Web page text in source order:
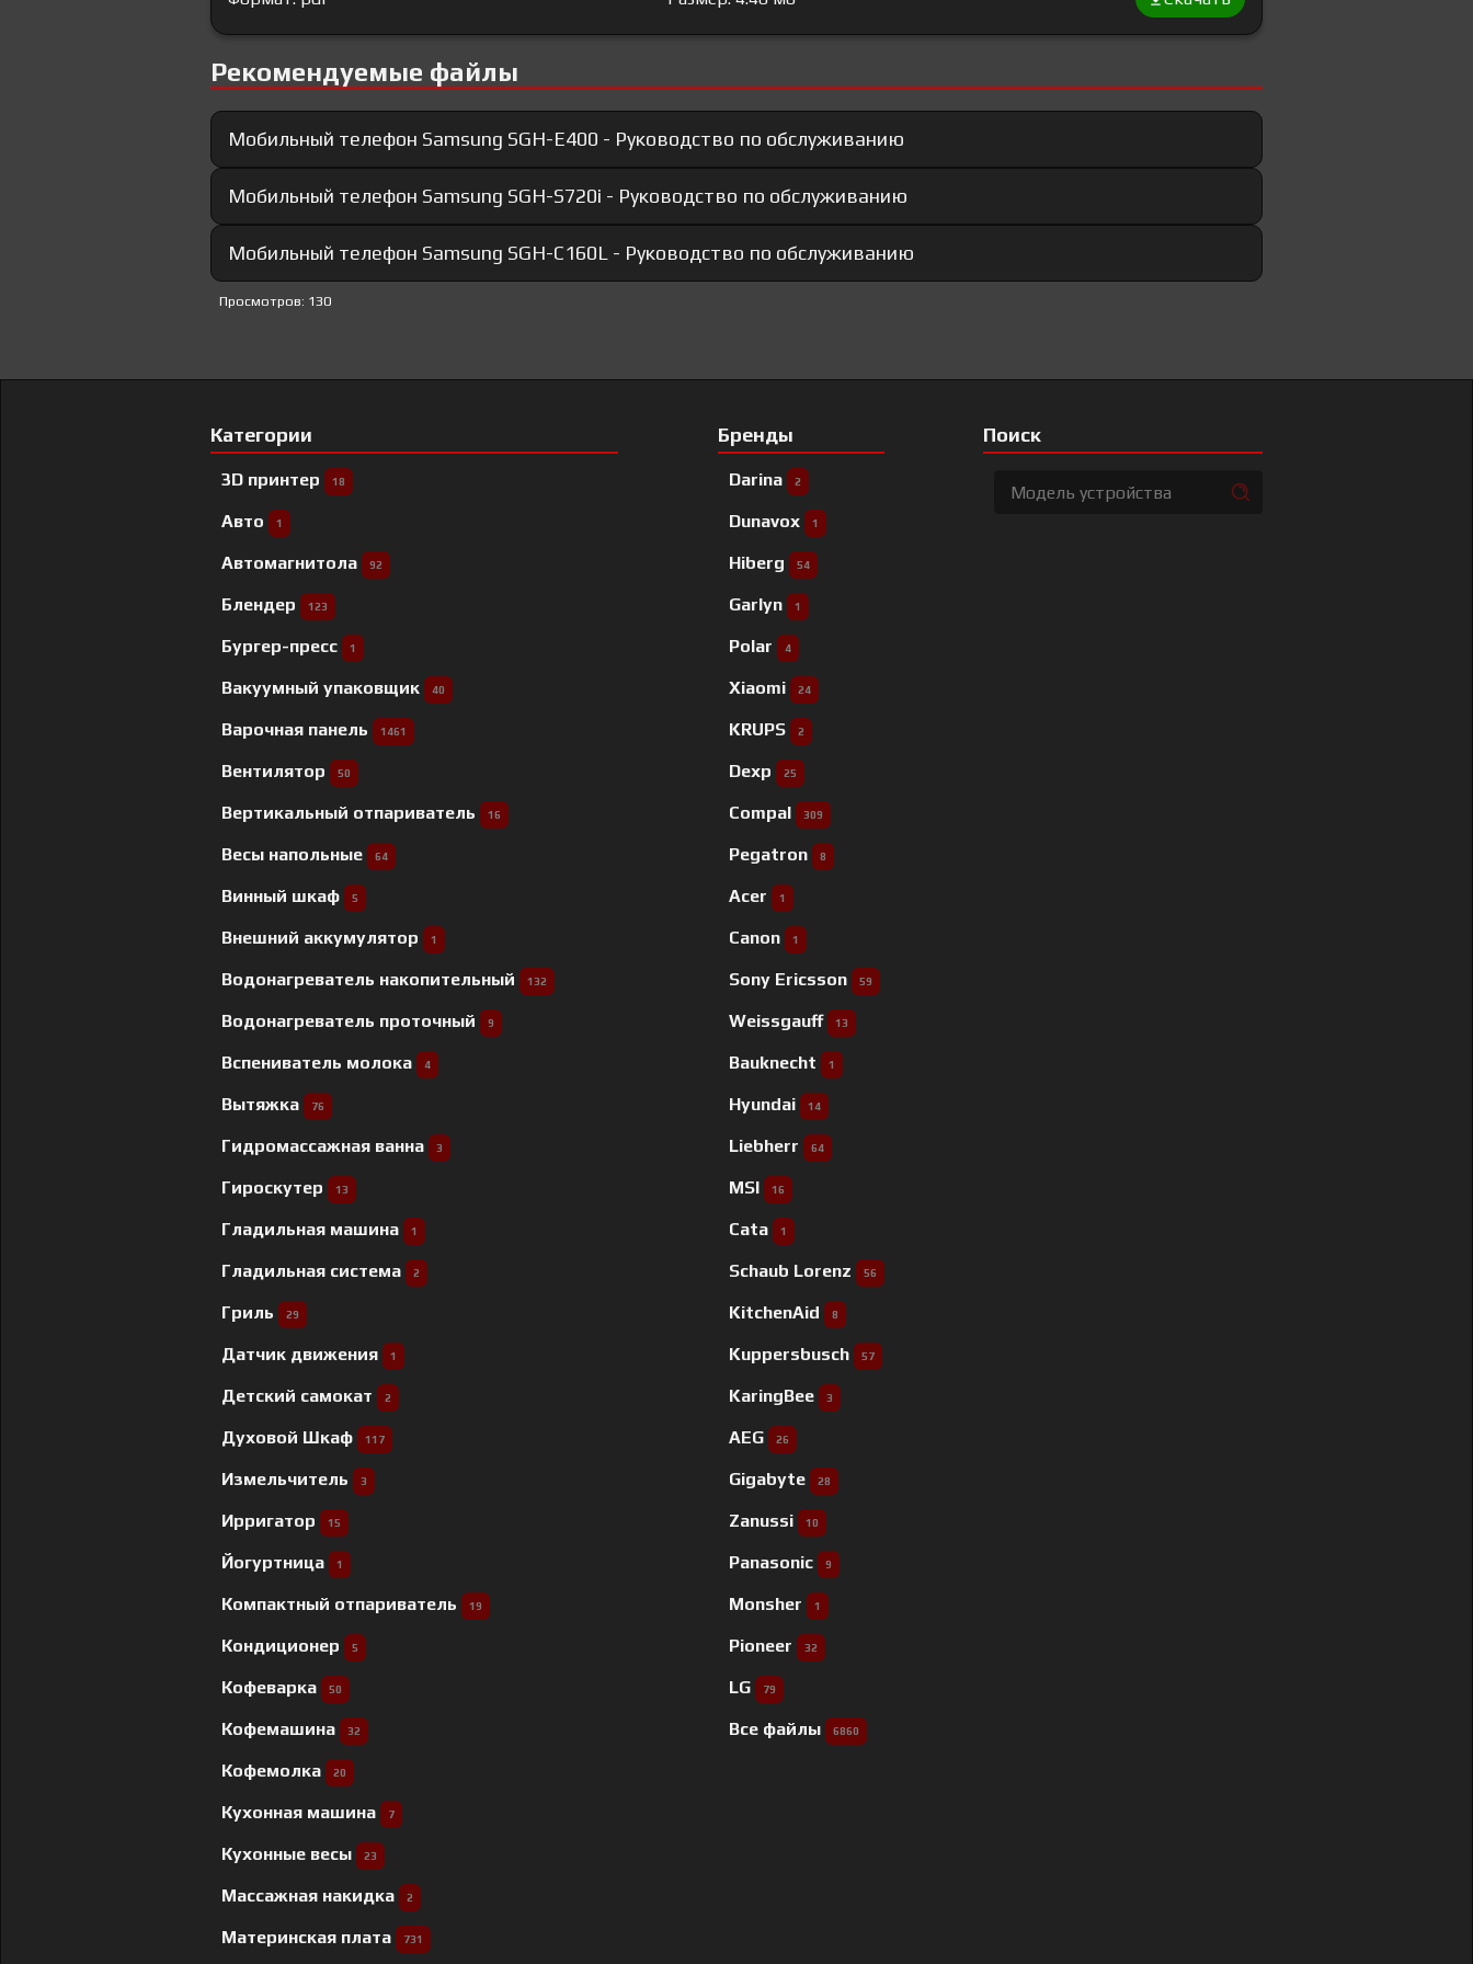
Рекомендуемые файлы
Мобильный телефон Samsung SGH-E400 - Руководство по обслуживанию
Мобильный телефон Samsung SGH-S720i - Руководство по обслуживанию
Мобильный телефон Samsung SGH-C160L - Руководство по обслуживанию
Просмотров: 130
Категории
3D принтер 18
Авто 1
Автомагнитола 92
Блендер 123
Бургер-пресс 1
Вакуумный упаковщик 40
Варочная панель 1461
Вентилятор 50
Вертикальный отпариватель 16
Весы напольные 64
Винный шкаф 5
Внешний аккумулятор 1
Водонагреватель накопительный 132
Водонагреватель проточный 9
Вспениватель молока 4
Вытяжка 76
Гидромассажная ванна 3
Гироскутер 13
Гладильная машина 1
Гладильная система 2
Гриль 29
Датчик движения 1
Детский самокат 2
Духовой Шкаф 117
Измельчитель 3
Ирригатор 15
Йогуртница 1
Компактный отпариватель 19
Кондиционер 5
Кофеварка 50
Кофемашина 32
Кофемолка 20
Кухонная машина 7
Кухонные весы 23
Массажная накидка 2
Материнская плата 731
Бренды
Darina 2
Dunavox 1
Hiberg 54
Garlyn 1
Polar 4
Xiaomi 24
KRUPS 2
Dexp 25
Compal 309
Pegatron 8
Acer 1
Canon 1
Sony Ericsson 59
Weissgauff 13
Bauknecht 1
Hyundai 14
Liebherr 64
MSI 16
Cata 1
Schaub Lorenz 56
KitchenAid 8
Kuppersbusch 57
KaringBee 3
AEG 26
Gigabyte 28
Zanussi 10
Panasonic 9
Monsher 1
Pioneer 32
LG 79
Все файлы 6860
Поиск